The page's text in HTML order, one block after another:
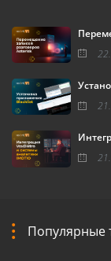
Популярные